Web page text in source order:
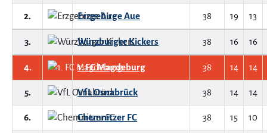
2. Erzgebirge Aue 38 19 13
3. Würzburger Kickers 38 16 16
4. 1. FC Magdeburg 38 14 14
5. VfL Osnabrück 38 14 14
6. Chemnitzer FC 38 15 10